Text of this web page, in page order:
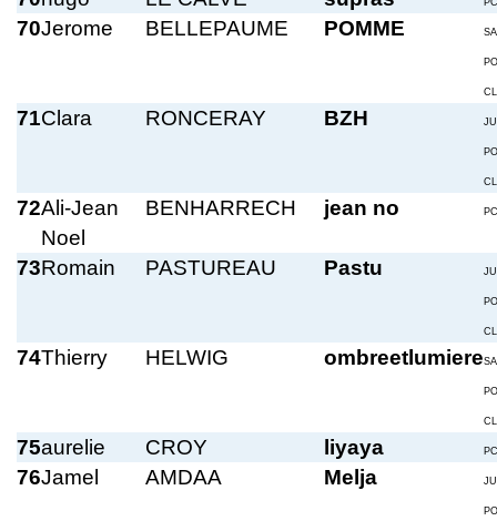
70Jerome BELLEPAUME POMME
71Clara RONCERAY BZH
72Ali-Jean
Noel
BENHARRECH jean no
73Romain PASTUREAU Pastu
74Thierry HELWIG ombreetlumiere
75aurelie CROY liyaya
76Jamel AMDAA Melja